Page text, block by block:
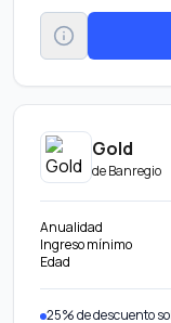
Gold
deBanregio
Anualidad
Ingreso mínimo
Edad
25% de descuento